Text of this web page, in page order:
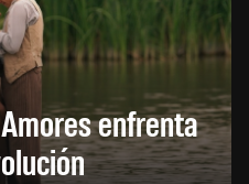
enfrenta